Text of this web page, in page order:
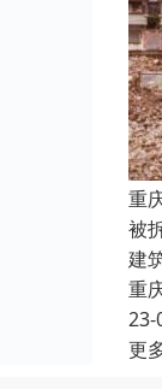
重
被
建
重
23-
更